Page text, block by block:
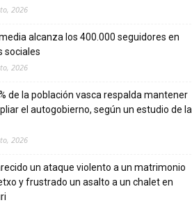
2026
alcanza los 400.000 seguidores en
sociales
2026
de la población vasca respalda mantener
el autogobierno, según un estudio de la
2026
un ataque violento a un matrimonio
y frustrado un asalto a un chalet en